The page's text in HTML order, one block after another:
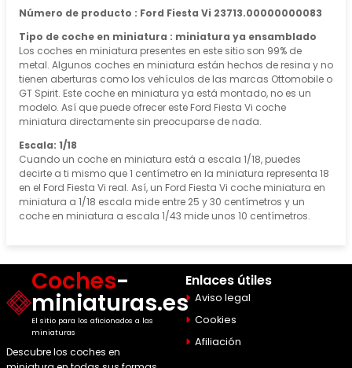
Número de producto : Ford Fiesta Vi 23713.00000000083
Tipo de coche en miniatura : miniatura ya ensamblado
Los coches en miniatura presentes en este sitio son 99% de
metal. Algunos coches en miniatura están hechos de resina y no
tienen aberturas como los vehículos de las marcas Ottomobile o
GT Spirit. Este coche en miniatura ya está montado, no es un
modelo. Así que puede ofrecer este Ford Fiesta Vi coche
miniatura directamente sin preocuparse de nada.
Escala: 1/18
Cuando un coche en miniatura está a escala 1/18, puedes
decirte a ti mismo que 1 centímetro en la miniatura representa 18
en el Ford Fiesta Vi real. Así, un Ford Fiesta Vi coche miniatura en
miniatura a 1/18 escala mide entre 25 y 30 centímetros y un
coche en miniatura a escala 1/43 mide unos 10 centímetros.
Coches-
miniaturas.es
El sitio para los aficionados a las
miniaturas
Descubre los coches en
Enlaces útiles
Aviso legal
Cookies
Afiliación